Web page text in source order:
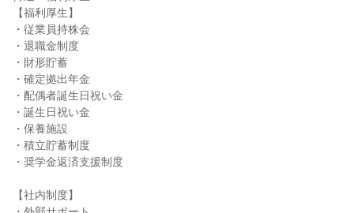
【福利厚生】
・従業員持株会
・退職金制度
・財形貯蓄
・確定拠出年金
・配偶者誕生日祝い金
・誕生日祝い金
・保養施設
・積立貯蓄制度
・奨学金返済支援制度
【社内制度】